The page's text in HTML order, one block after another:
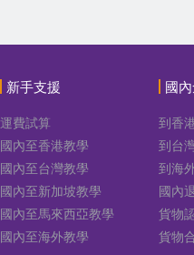
新手支援
運費試算
國內至香港教學
國內至台灣教學
國內至新加坡教學
國內至馬來西亞教學
國內至海外教學
國
到香
到台
到海
國內
貨物
貨物